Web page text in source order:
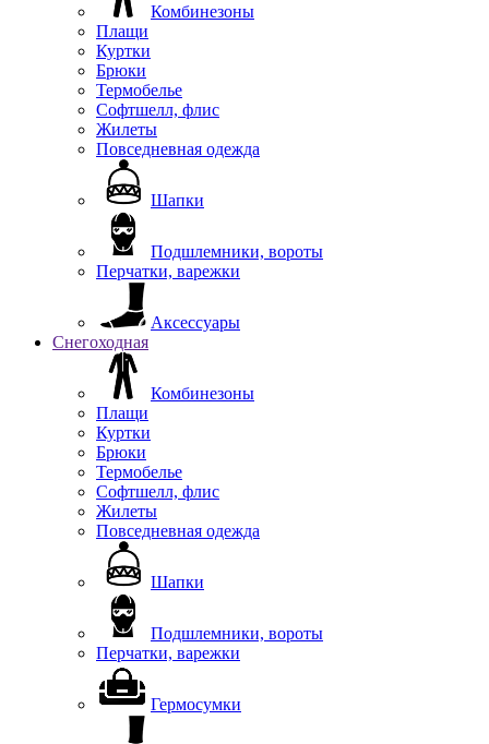
Комбинезоны
Плащи
Куртки
Брюки
Термобелье
Софтшелл, флис
Жилеты
Повседневная одежда
Шапки
Подшлемники, вороты
Перчатки, варежки
Аксессуары
Снегоходная
Комбинезоны
Плащи
Куртки
Брюки
Термобелье
Софтшелл, флис
Жилеты
Повседневная одежда
Шапки
Подшлемники, вороты
Перчатки, варежки
Гермосумки